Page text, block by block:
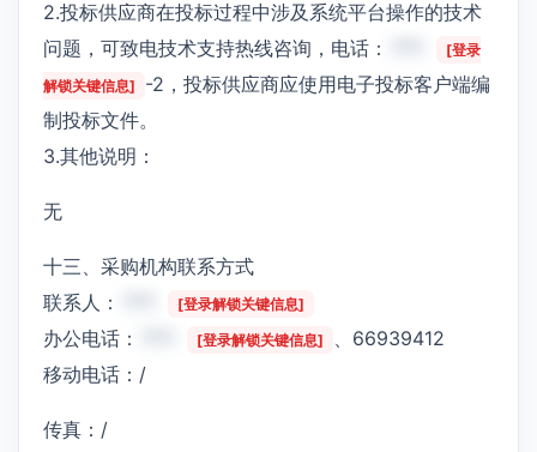
2.投标供应商在投标过程中涉及系统平台操作的技术
问题，可致电技术支持热线咨询，电话：
[登录
解锁关键信息]
-2，投标供应商应使用电子投标客户端编
制投标文件。
3.其他说明：
无
十三、采购机构联系方式
联系人：
[登录解锁关键信息]
办公电话： [登录解锁关键信息]
、66939412
移动电话：/
传真：/